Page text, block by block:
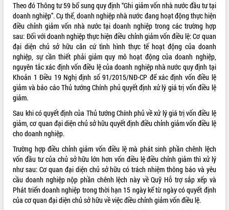
VIDEO
Theo đó Thông tư 59 bổ sung quy định “Ghi giảm vốn nhà nước đầu tư tại
doanh nghiệp”. Cụ thể, doanh nghiệp nhà nước đang hoạt động thực hiện
điều chỉnh giảm vốn nhà nước tại doanh nghiệp trong các trường hợp
sau: Đối với doanh nghiệp thực hiện điều chỉnh giảm vốn điều lệ: Cơ quan
đại diện chủ sở hữu căn cứ tình hình thực tế hoạt động của doanh
nghiệp, sự cần thiết phải giảm quy mô hoạt động của doanh nghiệp,
nguyên tắc xác định vốn điều lệ của doanh nghiệp nhà nước quy định tại
Khoản 1 Điều 19 Nghị định số 91/2015/NĐ-CP để xác định vốn điều lệ
giảm và báo cáo Thủ tướng Chính phủ quyết định xử lý giá trị vốn điều lệ
giảm.
Sau khi có quyết định của Thủ tướng Chính phủ về xử lý giá trị vốn điều lệ
giảm, cơ quan đại diện chủ sở hữu quyết định điều chỉnh giảm vốn điều lệ
cho doanh nghiệp.
Trường hợp điều chỉnh giảm vốn điều lệ mà phát sinh phần chênh lệch
vốn đầu tư của chủ sở hữu lớn hơn vốn điều lệ điều chỉnh giảm thì xử lý
như sau: Cơ quan đại diện chủ sở hữu có trách nhiệm thông báo và yêu
cầu doanh nghiệp nộp phần chênh lệch này về Quỹ Hỗ trợ sắp xếp và
Phát triển doanh nghiệp trong thời hạn 15 ngày kể từ ngày có quyết định
của cơ quan đại diện chủ sở hữu về việc điều chỉnh giảm vốn điều lệ.